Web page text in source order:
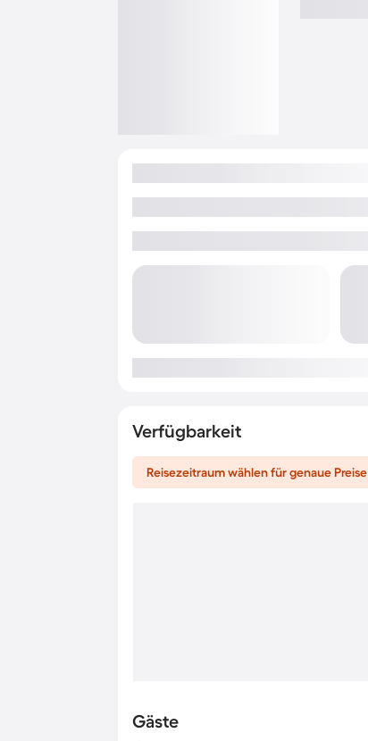
Verfügbarkeit
Reisezeitraum wählen für genaue Preise
Gäste